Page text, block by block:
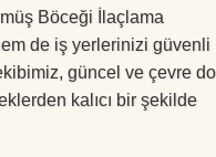
Böceği İlaçlama
de iş yerlerinizi güvenli
güncel ve çevre
kalıcı bir şekilde